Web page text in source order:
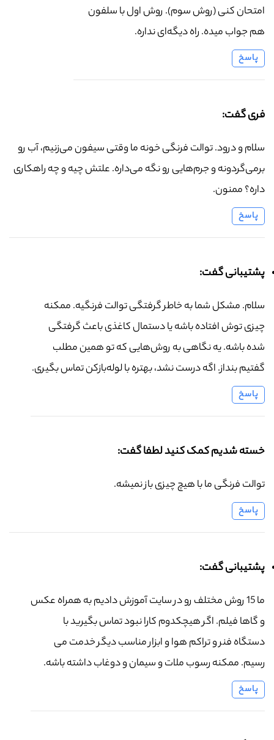
امتحان کنی (روش سوم). روش اول با سلفون
هم جواب میده. راه دیگه‌ای نداره.
پاسخ
فری گفت:
سلام و درود. توالت فرنگی خونه ما وقتی سیفون می‌زنیم، آب رو
برمی‌گردونه و جرم‌هایی رو نگه می‌داره. علتش چیه و چه راهکاری
داره؟ ممنون.
پاسخ
پشتیبانی گفت:
سلام. مشکل شما به خاطر گرفتگی توالت فرنگیه. ممکنه
چیزی توش افتاده باشه یا دستمال کاغذی باعث گرفتگی
شده باشه. یه نگاهی به روش‌هایی که تو همین مطلب
گفتیم بنداز. اگه درست نشد، بهتره با لوله‌بازکن تماس بگیری.
پاسخ
خسته شدیم کمک کنید لطفا گفت:
توالت فرنگی ما با هیچ چیزی باز نمیشه.
پاسخ
پشتیبانی گفت:
ما 15 روش مختلف رو در سایت آموزش دادیم به همراه عکس
و گاها فیلم. اگر هیچکدوم کارا نبود تماس بگیرید با
دستگاه فنر و تراکم هوا و ابزار مناسب دیگر خدمت می
رسیم. ممکنه رسوب ملات و سیمان و دوغاب داشته باشه.
پاسخ